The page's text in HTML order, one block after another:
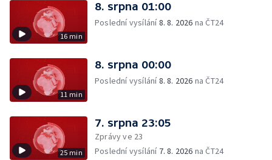
16 min
8. srpna 01:00
Poslední vysílání8. 8. 2026 na ČT24
11 min
8. srpna 00:00
Poslední vysílání8. 8. 2026 na ČT24
25 min
7. srpna 23:05
Zprávy ve 23
Poslední vysílání 7. 8. 2026 na ČT24